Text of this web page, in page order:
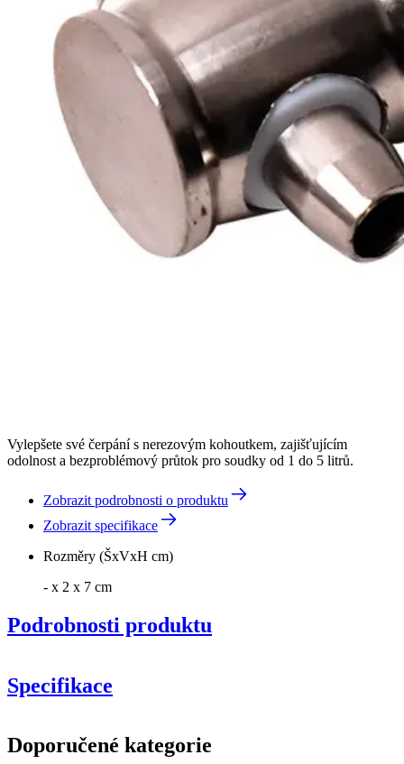
Vylepšete své čerpání s nerezovým kohoutkem, zajišťujícím
odolnost a bezproblémový průtok pro soudky od 1 do 5 litrů.
Zobrazit podrobnosti o produktu
Zobrazit specifikace
Rozměry (ŠxVxH cm)
- x 2 x 7 cm
Podrobnosti produktu
Specifikace
Číslo produktuAROBINOX1-5
Doporučené kategorie